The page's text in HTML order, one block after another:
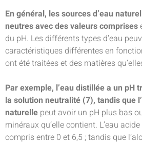
En général, les sources d’eau
neutres avec des valeurs comprises
du pH. Les différents types d’eau
caractéristiques différentes en
ont été traitées et des matières
Par exemple, l’eau distillée a un pH
la solution neutralité (7), tandis que
naturelle peut avoir un pH plus bas
minéraux qu’elle contient. L’eau
compris entre 0 et 6,5 ; tandis que